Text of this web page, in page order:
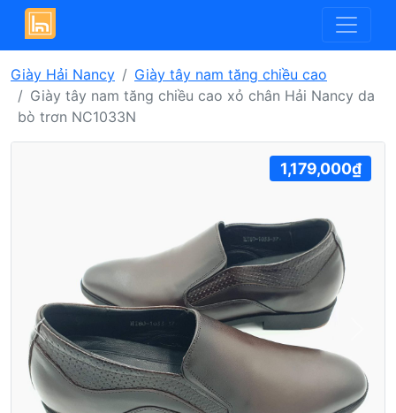
Giày Hải Nancy
Giày tây nam tăng chiều cao
Giày tây nam tăng chiều cao xỏ chân Hải Nancy da
bò trơn NC1033N
Previous
1,179,000₫